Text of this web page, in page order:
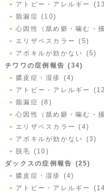
アトピー・アレルギー
脂漏症 (10)
心因性（舐め癖・噛む・
エリザベスカラー (5)
アポキルが効かない (5)
チワワの症例報告 (34)
膿皮症・湿疹 (4)
アトピー・アレルギー
脂漏症 (8)
心因性（舐め癖・噛む・
エリザベスカラー (4)
アポキルが効かない (3)
脱毛 (10)
ダックスの症例報告 (25)
膿皮症・湿疹 (4)
アトピー・アレルギー